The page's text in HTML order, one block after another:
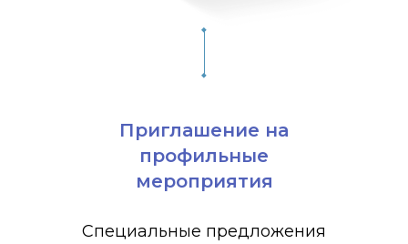
Приглашение на
профильные
мероприятия
Специальные предложения